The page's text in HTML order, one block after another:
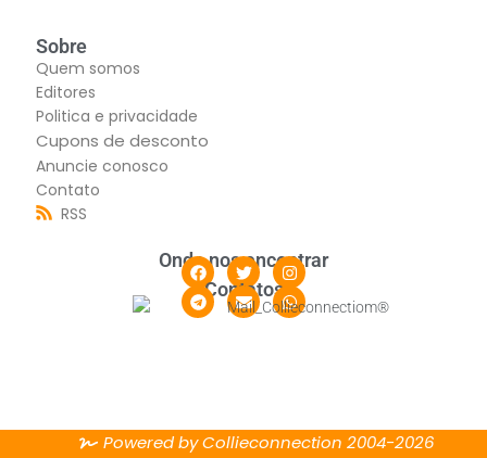
Sobre
Quem somos
Editores
Politica e privacidade
Cupons de desconto
Anuncie conosco
Contato
RSS
Onde nos encontrar
Contatos
Powered by Collieconnection 2004-2026